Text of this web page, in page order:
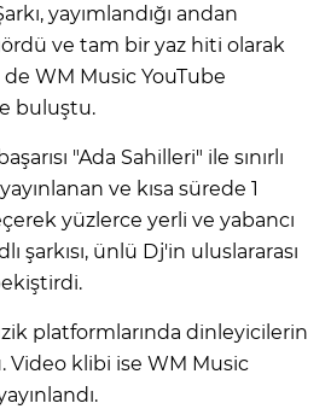
yayımlandığı andan
ve tam bir yaz hiti olarak
de WM Music YouTube
buluştu.
"Ada Sahilleri" ile sınırlı
ve kısa sürede 1
yüzlerce yerli ve yabancı
şarkısı, ünlü Dj'in uluslararası
platformlarında dinleyicilerin
Video klibi ise WM Music